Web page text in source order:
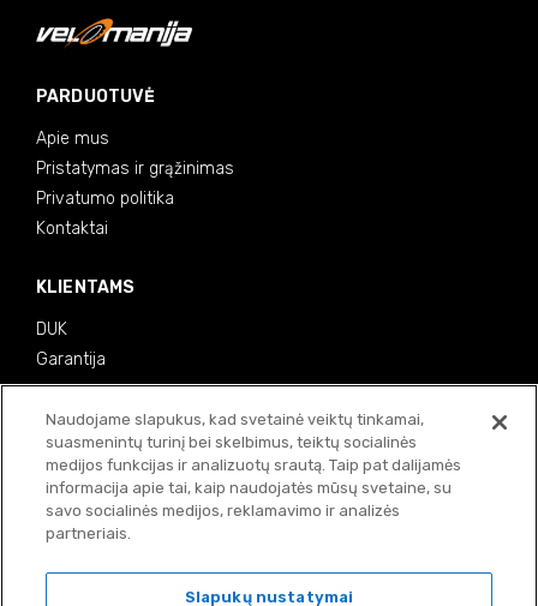
PARDUOTUVĖ
Apie mus
Pristatymas ir grąžinimas
Privatumo politika
Kontaktai
KLIENTAMS
DUK
Garantija
MOKĖJIMO BŪDAI
Naudojame slapukus, kad svetainė veiktų tinkamai,
suasmenintų turinį bei skelbimus, teiktų socialinės
medijos funkcijas ir analizuotų srautą. Taip pat dalijamės
informacija apie tai, kaip naudojatės mūsų svetaine, su
savo socialinės medijos, reklamavimo ir analizės
partneriais.
Slapukų nustatymai